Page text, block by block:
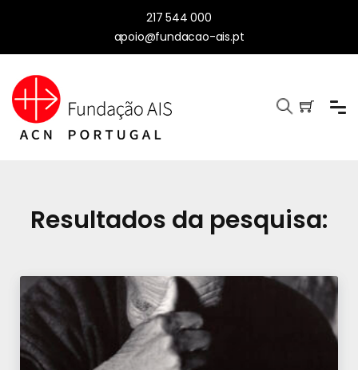
217 544 000
apoio@fundacao-ais.pt
Resultados da pesquisa: